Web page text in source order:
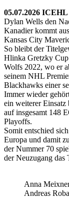
05.07.2026
Dylan Wells den
Kanadier kommt
Kansas City
So bleibt der
Hlinka Gretzky
Wolfs 2022, wo er
seinem NHL
Blackhawks einer
Immer wieder
ein weiterer Einsatz
auf insgesamt 148
Playoffs.
Somit entschied
Europa und damit
der Nummer 70
der Neuzugang das
Anna
Andreas